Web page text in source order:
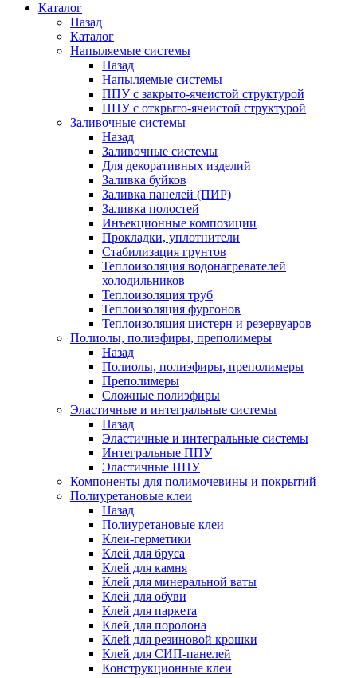
Каталог
Назад
Каталог
Напыляемые системы
Назад
Напыляемые системы
ППУ с закрыто-ячеистой структурой
ППУ с открыто-ячеистой структурой
Заливочные системы
Назад
Заливочные системы
Для декоративных изделий
Заливка буйков
Заливка панелей (ПИР)
Заливка полостей
Инъекционные композиции
Прокладки, уплотнители
Стабилизация грунтов
Теплоизоляция водонагревателей
холодильников
Теплоизоляция труб
Теплоизоляция фургонов
Теплоизоляция цистерн и резервуаров
Полиолы, полиэфиры, преполимеры
Назад
Полиолы, полиэфиры, преполимеры
Преполимеры
Сложные полиэфиры
Эластичные и интегральные системы
Назад
Эластичные и интегральные системы
Интегральные ППУ
Эластичные ППУ
Компоненты для полимочевины и покрытий
Полиуретановые клеи
Назад
Полиуретановые клеи
Клеи-герметики
Клей для бруса
Клей для камня
Клей для минеральной ваты
Клей для обуви
Клей для паркета
Клей для поролона
Клей для резиновой крошки
Клей для СИП-панелей
Конструкционные клеи